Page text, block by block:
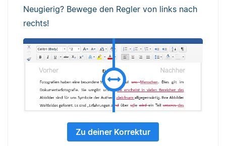
Neugierig? Bewege den Regler von links nach
rechts!
Zu deiner Korrektur